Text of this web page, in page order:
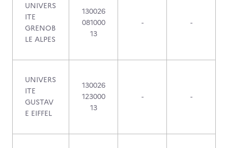
UNIVERS
ITE
GRENOB
LE ALPES
130026
081000
13
- -
UNIVERS
ITE
GUSTAV
E EIFFEL
130026
123000
13
- -